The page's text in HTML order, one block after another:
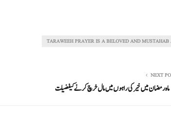
TARAWEEH PRAYER IS A BELOVED AND MUSTAHAB
NEXT
ماہ رمضان میں خیر کی راہوں میں مال خرچ کرنے کیفضیلت